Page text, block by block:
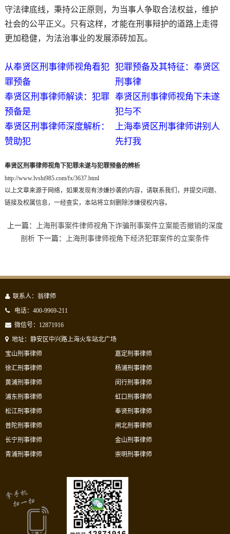
守法律底线，秉持公正原则，为当事人争取合法权益，维护
社会的公平正义。只有这样，才能在刑事辩护的道路上走得
更加稳健，为法治事业的发展添砖加瓦。
从奉贤区刑事律师视角看犯
罪预备
犯罪预备及其特征：奉贤区
刑事律
奉贤区刑事律师解读：犯罪
预备是
奉贤区刑事律师视角下未遂
犯与不
奉贤区刑事律师深度解析：
赞助犯
上海奉贤区刑事律师讲别人
先打我
奉贤区刑事律师视角下犯罪未遂与犯罪预备的辨析
http://www.lvshi985.com/fx/3637.html
以上文章来源于网络，如果发现有涉嫌抄袭的内容，请联系我们，并提交问题、
链接及权属信息，一经查实，本站将立刻删除涉嫌侵权内容。
上一篇：
上海刑事案件律师视角下诈骗刑事案件立案能否撤销的深度
剖析下一篇： 上海刑事律师视角下经济犯罪案件的立案条件
联系人：翁律师
电话：400-9969-211
微信号：12871916
地址：静安区中兴路上海火车站北广场
宝山刑事律师
徐汇刑事律师
黄浦刑事律师
浦东刑事律师
嘉定刑事律师
杨浦刑事律师
闵行刑事律师
虹口刑事律师
松江刑事律师
普陀刑事律师
长宁刑事律师
青浦刑事律师
奉贤刑事律师
闸北刑事律师
金山刑事律师
崇明刑事律师